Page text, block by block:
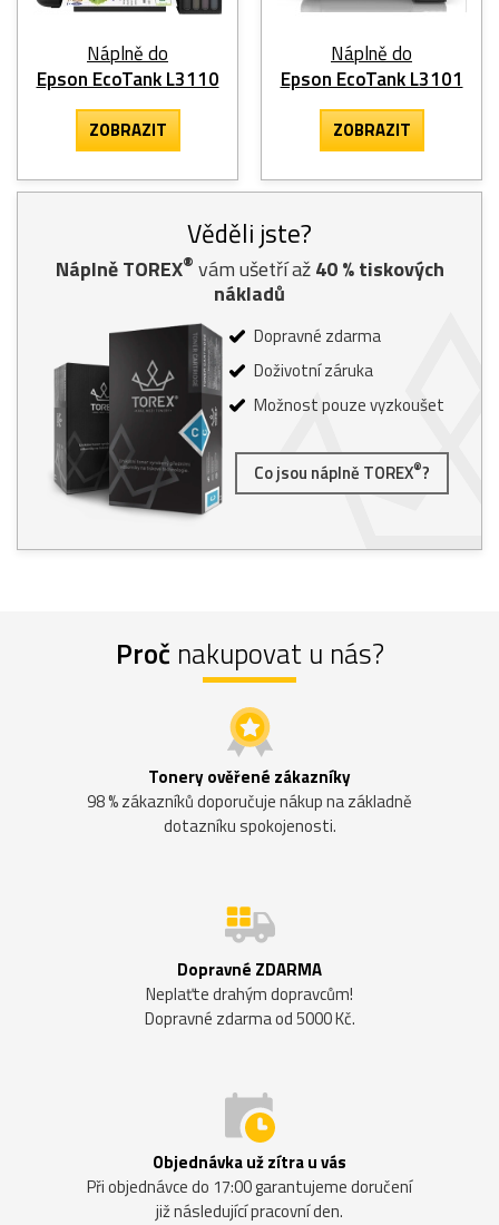
Náplně do
Epson EcoTank L3110
ZOBRAZIT
Náplně do
Epson EcoTank L3101
ZOBRAZIT
Věděli jste?
Náplně TOREX® vám ušetří až40% tiskových
nákladů
Dopravné zdarma
Doživotní záruka
Možnost pouze vyzkoušet
Co jsou náplně TOREX®?
Proč nakupovat u nás?
Tonery ověřené zákazníky
98 % zákazníků doporučuje nákup na základně
dotazníku spokojenosti.
Dopravné ZDARMA
Neplaťte drahým dopravcům!
Dopravné zdarma od 5000 Kč.
Objednávka už zítra u vás
Při objednávce do 17:00 garantujeme doručení
již následující pracovní den.